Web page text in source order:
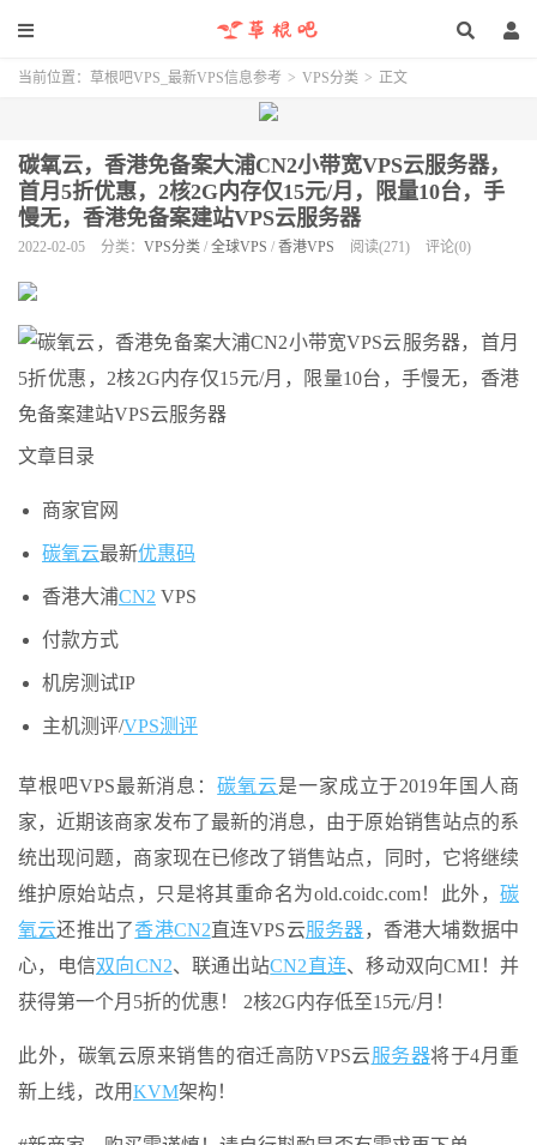
当前位置： 草根吧VPS_最新VPS信息参考 > VPS分类 > 正文
碳氧云，香港免备案大浦CN2小带宽VPS云服务器，
首月5折优惠，2核2G内存仅15元/月，限量10台，手
慢无，香港免备案建站VPS云服务器
2022-02-05 分类： VPS分类 / 全球VPS / 香港VPS 阅读(271) 评论(0)
文章目录
商家官网
碳氧云最新优惠码
香港大浦CN2 VPS
付款方式
机房测试IP
主机测评/VPS测评
草根吧VPS最新消息：碳氧云是一家成立于2019年国人商
家，近期该商家发布了最新的消息，由于原始销售站点的系
统出现问题，商家现在已修改了销售站点，同时，它将继续
维护原始站点，只是将其重命名为old.coidc.com！此外， 碳
氧云还推出了香港CN2直连VPS云服务器，香港大埔数据中
心，电信双向CN2、联通出站CN2直连、移动双向CMI！并
获得第一个月5折的优惠！ 2核2G内存低至15元/月！
此外，碳氧云原来销售的宿迁高防VPS云服务器将于4月重
新上线，改用KVM架构！